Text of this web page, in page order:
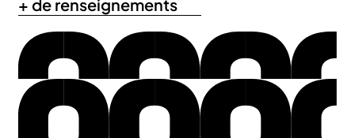
+ de renseignements